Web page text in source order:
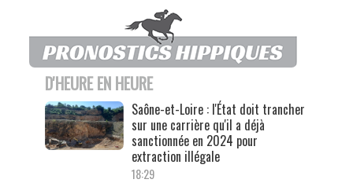
D'HEURE EN HEURE
Saône-et-Loire : l'État doit trancher
sur une carrière qu'il a déjà
sanctionnée en 2024 pour
extraction illégale
18:29